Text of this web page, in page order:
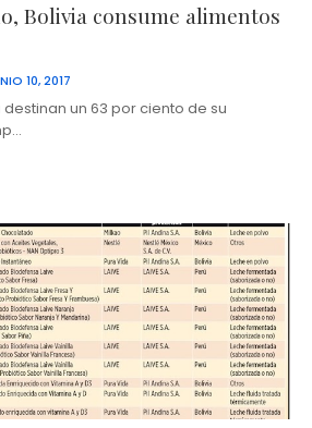
Bolivia consume alimentos
10, 2017
un 63 por ciento de su